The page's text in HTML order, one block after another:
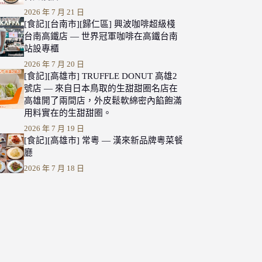
2026 年 7 月 21 日
[食記][台南市][歸仁區] 興波咖啡超級棧
台南高鐵店 — 世界冠軍咖啡在高鐵台南
站設專櫃
2026 年 7 月 20 日
[食記][高雄市] TRUFFLE DONUT 高雄2
號店 — 來自日本鳥取的生甜甜圈名店在
高雄開了兩間店，外皮鬆軟綿密內餡飽滿
用料實在的生甜甜圈。
2026 年 7 月 19 日
[食記][高雄市] 常粵 — 漢來新品牌粵菜餐
廳
2026 年 7 月 18 日